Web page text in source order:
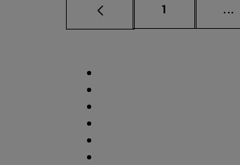
Página
1 ...